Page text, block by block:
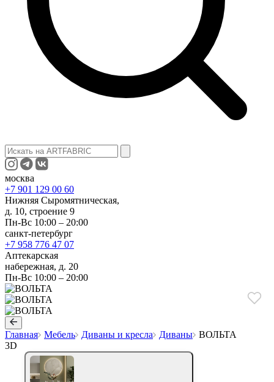
москва
+7 901 129 00 60
Нижняя Сыромятническая,
д. 10, строение 9
Пн-Вс 10:00 – 20:00
санкт-петербург
+7 958 776 47 07
Аптекарская
набережная, д. 20
Пн-Вс 10:00 – 20:00
Главная Мебель Диваны и кресла Диваны ВОЛЬТА
3D